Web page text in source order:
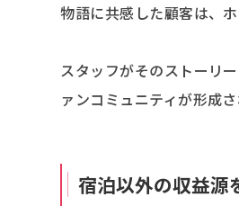
物語に共感した顧客は、
スタッフがそのストーリ
ァンコミュニティが形成さ
宿泊以外の収益源